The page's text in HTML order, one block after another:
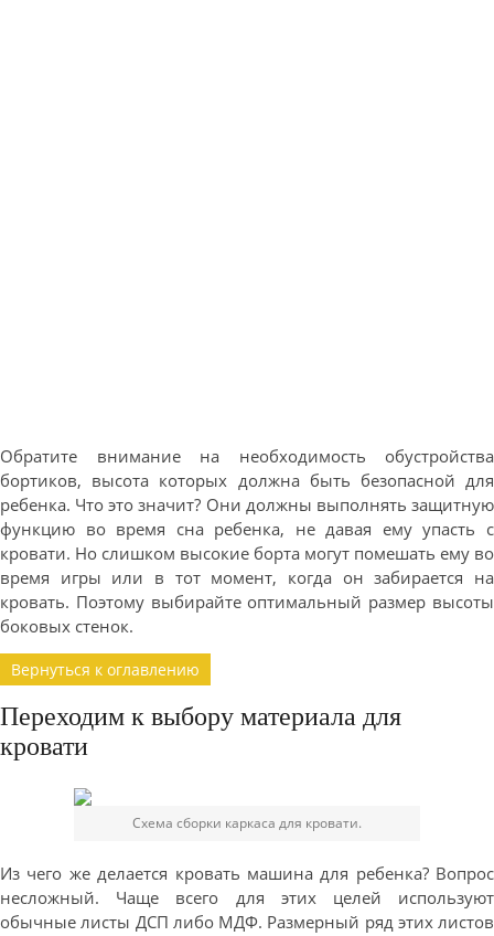
Обратите внимание на необходимость обустройства
бортиков, высота которых должна быть безопасной для
ребенка. Что это значит? Они должны выполнять защитную
функцию во время сна ребенка, не давая ему упасть с
кровати. Но слишком высокие борта могут помешать ему во
время игры или в тот момент, когда он забирается на
кровать. Поэтому выбирайте оптимальный размер высоты
боковых стенок.
Вернуться к оглавлению
Переходим к выбору материала для
кровати
Схема сборки каркаса для кровати.
Из чего же делается кровать машина для ребенка? Вопрос
несложный. Чаще всего для этих целей используют
обычные листы ДСП либо МДФ. Размерный ряд этих листов